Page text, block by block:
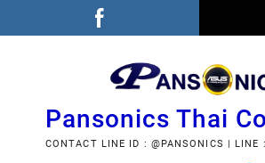
Pansonics Thai
CONTACT LINE ID : @PANSONICS | LINE